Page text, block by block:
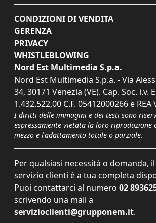
CONDIZIONI DI VENDITA
GERENZA
PRIVACY
WHISTLEBLOWING
Nord Est Multimedia S.p.a.
Nord Est Multimedia S.p.a. - Via
34, 30171 Venezia (VE). Cap. Soc. i.v.
1.432.522,00 C.F. 05412000266 e REA
I diritti delle immagini e dei testi sono
espressamente vietata la loro riproduzione
mezzo e l'adattamento totale o parziale.
Per qualsiasi necessità o domanda,
servizio clienti è a tua completa
Puoi contattarci al numero 02
scrivendo una mail a
servizioclienti@grupponem.it.